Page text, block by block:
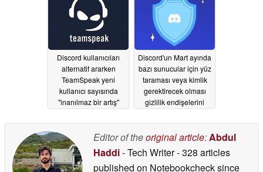
Discord kullanıcıları
alternatif ararken
TeamSpeak yeni
kullanıcı sayısında
"inanılmaz bir artış"
Discord'un Mart ayında
bazı sunucular için yüz
taraması veya kimlik
gerektirecek olması
gizlilik endişelerini
Editor of theoriginal article:Abdul
Haddi- Tech Writer- 328 articles
published on Notebookchecksince